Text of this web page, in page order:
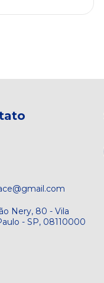
Nery, 80 - Vila
- SP, 08110000